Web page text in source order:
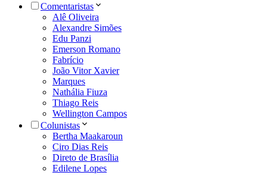
Comentaristas
Alê Oliveira
Alexandre Simões
Edu Panzi
Emerson Romano
Fabrício
João Vitor Xavier
Marques
Nathália Fiuza
Thiago Reis
Wellington Campos
Colunistas
Bertha Maakaroun
Ciro Dias Reis
Direto de Brasília
Edilene Lopes